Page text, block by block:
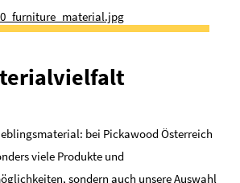
bei Pickawood Österreich
viele Produkte und
sondern auch unsere Auswahl